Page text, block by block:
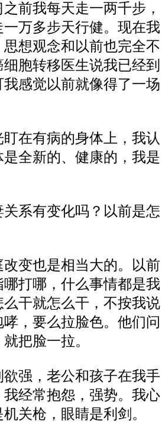
之前我每天走一两千步 ，
一万多步天行健。现在我
思想观念和以前也完全不
细胞转移医生说我已经到
我感觉以前就像得了一场
在有病的身体上， 我认
是全新的、 健康的 ，我是
关系有变化吗？以前是怎
改变也是相当大的。以前
哪打哪，什么事情都是我
么干就怎么干，不按我说
哮，要么拉脸色。他们问
就把脸一拉。
欲强，老公和孩子在我手
我经常抱怨，强势。我心
机关枪，眼睛是利剑。